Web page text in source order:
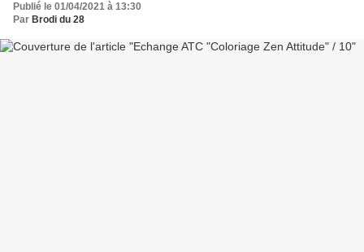
Publié le 01/04/2021 à 13:30
Par Brodi du 28